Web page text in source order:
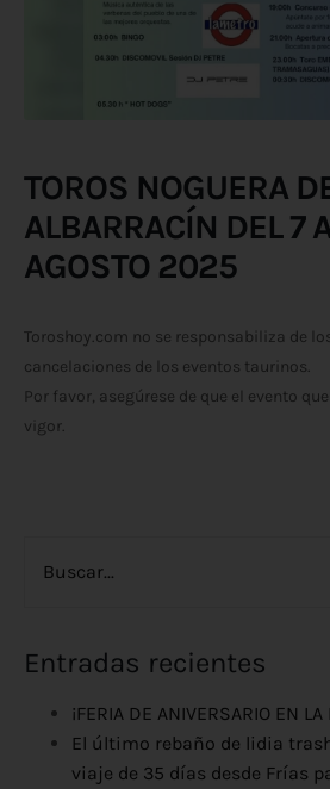
TOROS NOGUERA
ALBARRACÍN DEL 7
AGOSTO 2025
Toroshoy.com no se responsabiliza de
cancelaciones de los eventos taurinos.
Por favor, asegúrese de que el evento
vigor.
Entradas recientes
¡FERIA DE ANIVERSARIO EN
El último rebaño de lidia
viaje de 35 días desde Frías